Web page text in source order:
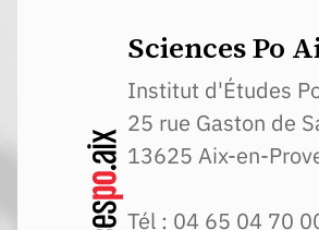
Sciences Po
Institut d'Études
25 rue Gaston de
13625 Aix-en-
Tél : 04 65 04 70